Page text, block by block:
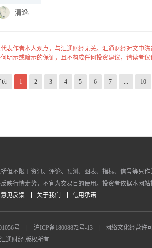
清逸
代表作者本人观点，与汇通财经无关。汇通财经对文中
明示或暗示的保证，且不构成任何投资建议，请读者
页 1 2 3 4 5 6 7 ... 10
但不限于资讯、评论、预测、图表、指标、信号等只
映行情走势，不宜为交易目的使用。投资者依据本网
意见反馈 关于我们 信用承诺
号 沪ICP备18008872号-13
网络文化经营许
汇通财经 版权所有